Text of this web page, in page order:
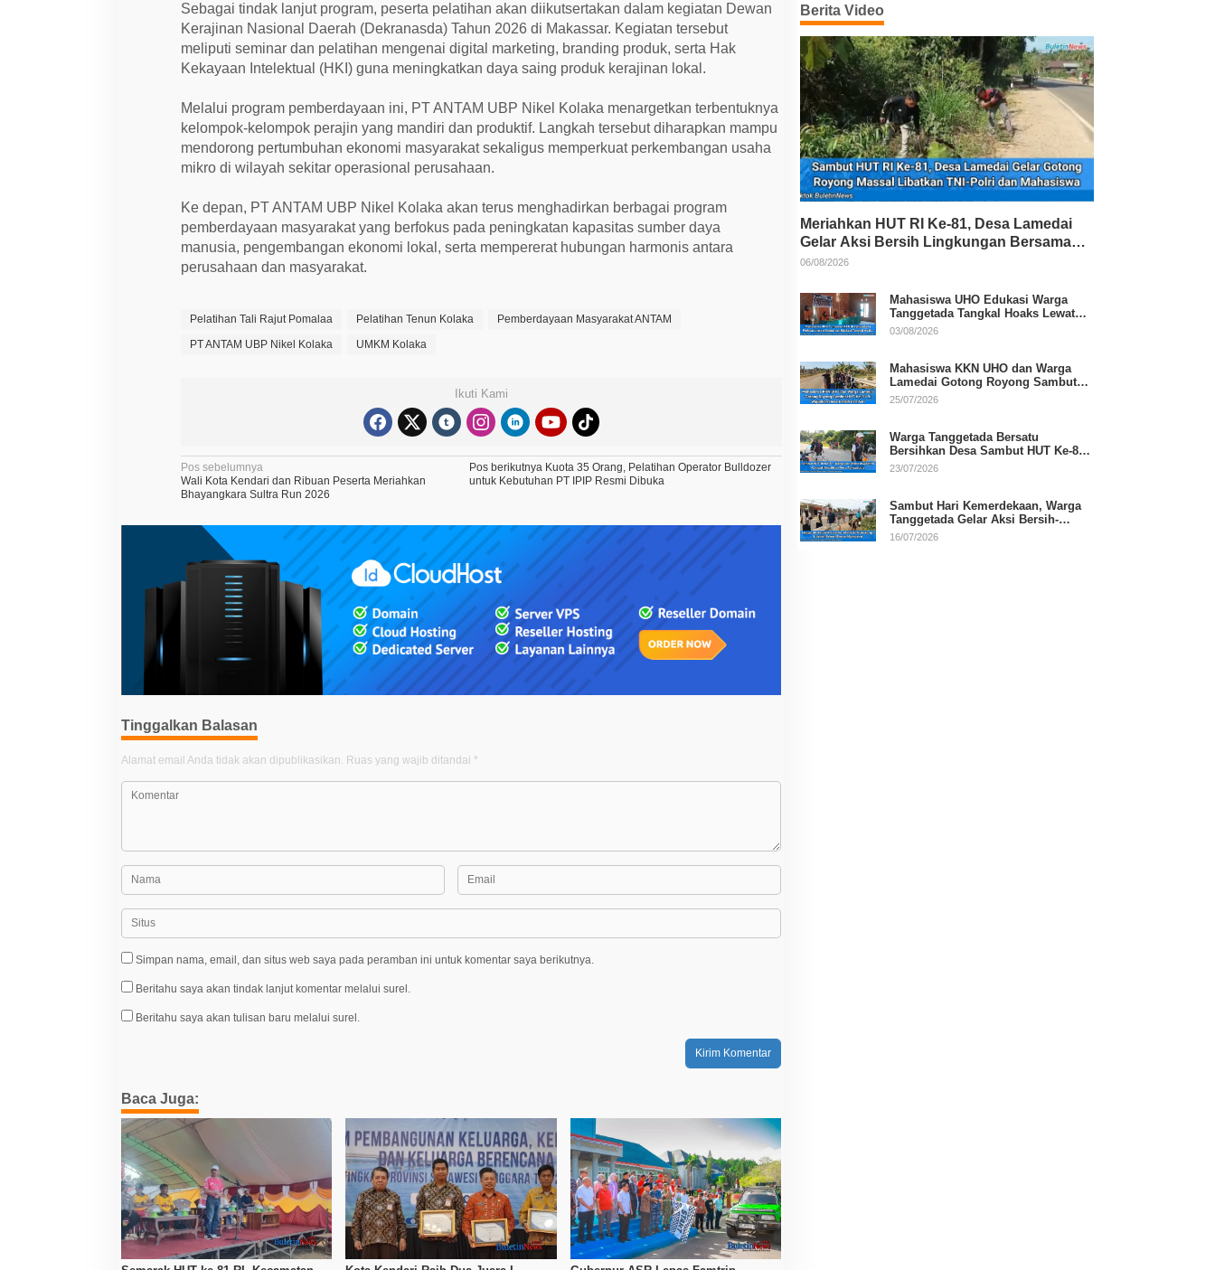
Sebagai tindak lanjut program, peserta pelatihan akan diikutsertakan dalam kegiatan Dewan
Kerajinan Nasional Daerah (Dekranasda) Tahun 2026 di Makassar. Kegiatan tersebut
meliputi seminar dan pelatihan mengenai digital marketing, branding produk, serta Hak
Kekayaan Intelektual (HKI) guna meningkatkan daya saing produk kerajinan lokal.
Melalui program pemberdayaan ini, PT ANTAM UBP Nikel Kolaka menargetkan terbentuknya
kelompok-kelompok perajin yang mandiri dan produktif. Langkah tersebut diharapkan mampu
mendorong pertumbuhan ekonomi masyarakat sekaligus memperkuat perkembangan usaha
mikro di wilayah sekitar operasional perusahaan.
Ke depan, PT ANTAM UBP Nikel Kolaka akan terus menghadirkan berbagai program
pemberdayaan masyarakat yang berfokus pada peningkatan kapasitas sumber daya
manusia, pengembangan ekonomi lokal, serta mempererat hubungan harmonis antara
perusahaan dan masyarakat.
Pelatihan Tali Rajut Pomalaa Pelatihan Tenun Kolaka
Pemberdayaan Masyarakat ANTAM
PT ANTAM UBP Nikel Kolaka
UMKM Kolaka
Ikuti Kami
N
a
v
g
a
Pos sebelumnya
Wali Kota Kendari dan Ribuan Peserta Meriahkan
Bhayangkara Sultra Run 2026
Pos berikutnya Kuota 35 Orang, Pelatihan Operator Bulldozer
untuk Kebutuhan PT IPIP Resmi Dibuka
Tinggalkan Balasan
Alamat email Anda tidak akan dipublikasikan. Ruas yang wajib ditandai *
Simpan nama, email, dan situs web saya pada peramban ini untuk komentar saya berikutnya.
Beritahu saya akan tindak lanjut komentar melalui surel.
Beritahu saya akan tulisan baru melalui surel.
Baca Juga:
Berita Video
Meriahkan HUT RI Ke-81, Desa Lamedai
Gelar Aksi Bersih Lingkungan Bersama
TNI-Polri
06/08/2026
Mahasiswa UHO Edukasi Warga
Tanggetada Tangkal Hoaks Lewat
Program Literasi
03/08/2026
Mahasiswa KKN UHO dan Warga
Lamedai Gotong Royong Sambut
HUT Ke-81 RI
25/07/2026
Warga Tanggetada Bersatu
Bersihkan Desa Sambut HUT Ke-81
RI
23/07/2026
Sambut Hari Kemerdekaan, Warga
Tanggetada Gelar Aksi Bersih-
Bersih Desa
16/07/2026